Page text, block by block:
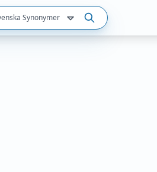
Synonymer